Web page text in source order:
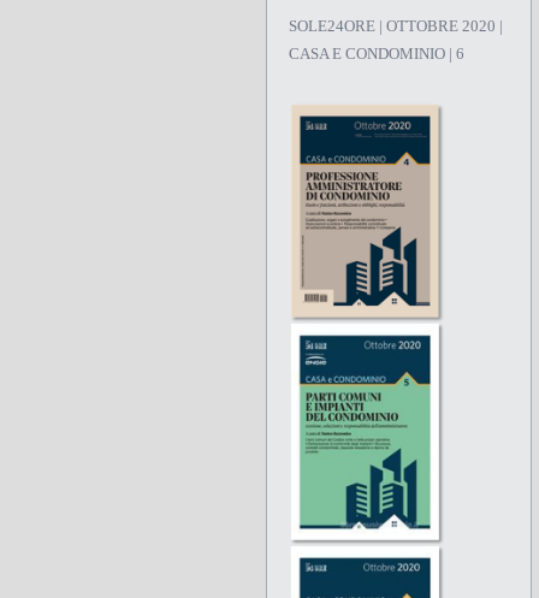
SOLE24ORE | OTTOBRE 2020 |
CASA E CONDOMINIO | 6